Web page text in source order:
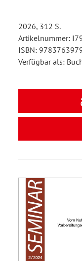
2026, 312 S.
Artikelnummer:
ISBN:
Verfügbar als: